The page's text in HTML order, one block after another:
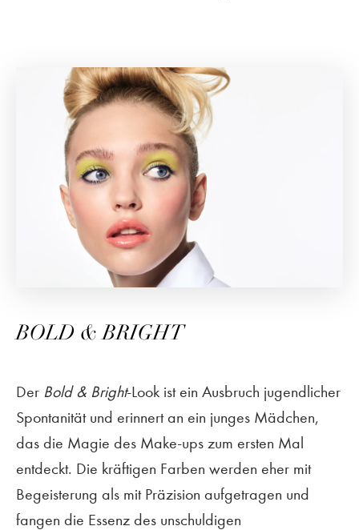
BOLD & BRIGHT
Der Bold & Bright-Look ist ein Ausbruch jugendlicher
Spontanität und erinnert an ein junges Mädchen,
das die Magie des Make-ups zum ersten Mal
entdeckt. Die kräftigen Farben werden eher mit
Begeisterung als mit Präzision aufgetragen und
fangen die Essenz des unschuldigen